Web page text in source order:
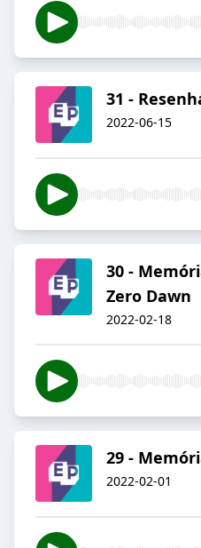
31 -
2022-06-15
30 -
Zero Dawn
2022-02-18
29 -
2022-02-01